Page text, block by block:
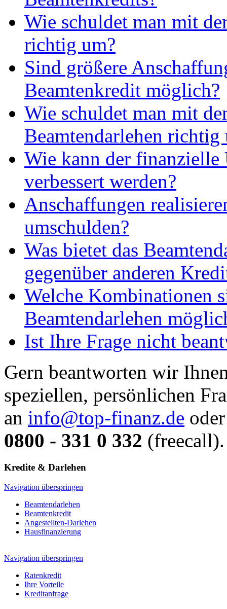
Wie schuldet man mit
richtig um?
Sind größere
Beamtenkredit möglich?
Wie schuldet man mit
Beamtendarlehen richtig
Wie kann der
verbessert werden?
Anschaffungen
umschulden?
Was bietet das
gegenüber anderen
Welche Kombinationen
Beamtendarlehen
Ist Ihre Frage nicht
Gern beantworten wir
speziellen, persönlichen
an info@top-finanz.de
0800 - 331 0 332 (freecall).
Kredite & Darlehen
Navigation überspringen
Beamtendarlehen
Beamtenkredit
Angestellten-Darlehen
Hausfinanzierung
Navigation überspringen
Ratenkredit
Ihre Vorteile
Kreditanfrage